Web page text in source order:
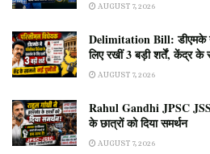
AUGUST 7, 2026
Delimitation Bill: डीएमके
लिए रखीं 3 बड़ी शर्तें, केंद्र के
AUGUST 7, 2026
Rahul Gandhi JPSC
के छात्रों को दिया समर्थन
AUGUST 7, 2026